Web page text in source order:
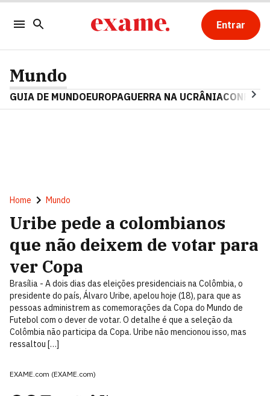
Entrar
Mundo
GUIA DE MUNDOEUROPAGUERRA NA UCRÂNIA
Home Mundo
Uribe pede a colombianos
que não deixem de votar para
ver Copa
Brasília - A dois dias das eleições presidenciais na Colômbia, o
presidente do país, Álvaro Uribe, apelou hoje (18), para que as
pessoas administrem as comemorações da Copa do Mundo de
Futebol com o dever de votar. O detalhe é que a seleção da
Colômbia não participa da Copa. Uribe não mencionou isso, mas
ressaltou […]
EXAME.com (EXAME.com)